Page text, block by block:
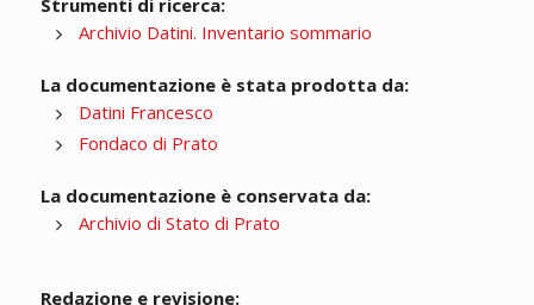
Strumenti di ricerca:
Archivio Datini. Inventario sommario
La documentazione è stata prodotta da:
Datini Francesco
Fondaco di Prato
La documentazione è conservata da:
Archivio di Stato di Prato
Redazione e revisione: